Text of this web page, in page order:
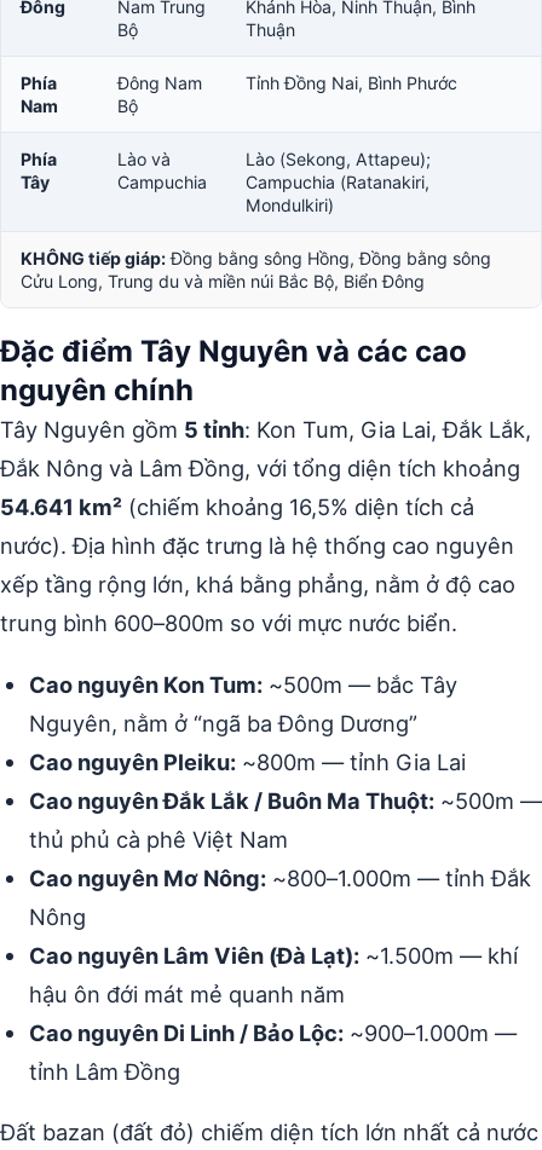
Đông
Nam Trung
Bộ
Khánh Hòa, Ninh Thuận, Bình
Thuận
Phía
Nam
Đông Nam
Bộ
Tỉnh Đồng Nai, Bình Phước
Phía
Tây
Lào và
Campuchia
Lào (Sekong, Attapeu);
Campuchia (Ratanakiri,
Mondulkiri)
KHÔNG tiếp giáp:Đồng bằng sông Hồng, Đồng bằng sông
Cửu Long, Trung du và miền núi Bắc Bộ, Biển Đông
Đặc điểm Tây Nguyên và các cao
nguyên chính
Tây Nguyên gồm 5 tỉnh: Kon Tum, Gia Lai, Đắk Lắk,
Đắk Nông và Lâm Đồng, với tổng diện tích khoảng
54.641 km² (chiếm khoảng 16,5% diện tích cả
nước). Địa hình đặc trưng là hệ thống cao nguyên
xếp tầng rộng lớn, khá bằng phẳng, nằm ở độ cao
trung bình 600–800m so với mực nước biển.
Cao nguyên Kon Tum: ~500m — bắc Tây
Nguyên, nằm ở “ngã ba Đông Dương”
Cao nguyên Pleiku: ~800m — tỉnh Gia Lai
Cao nguyên Đắk Lắk / Buôn Ma Thuột: ~500m —
thủ phủ cà phê Việt Nam
Cao nguyên Mơ Nông: ~800–1.000m — tỉnh Đắk
Nông
Cao nguyên Lâm Viên (Đà Lạt): ~1.500m — khí
hậu ôn đới mát mẻ quanh năm
Cao nguyên Di Linh / Bảo Lộc: ~900–1.000m —
tỉnh Lâm Đồng
Đất bazan (đất đỏ) chiếm diện tích lớn nhất cả nước